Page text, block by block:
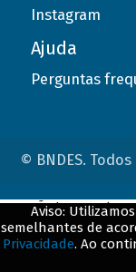
Instagram
Ajuda
Perguntas
© BNDES.
Aviso:
semelhantes de
Privacidade. Ao
ConteÃºdo
${title}${badge}